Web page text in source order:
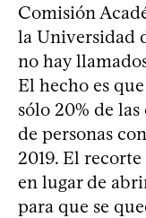
Comisión
la Universidad
no hay
El hecho es
sólo 20% de
de personas
2019. El
en lugar de
para que se